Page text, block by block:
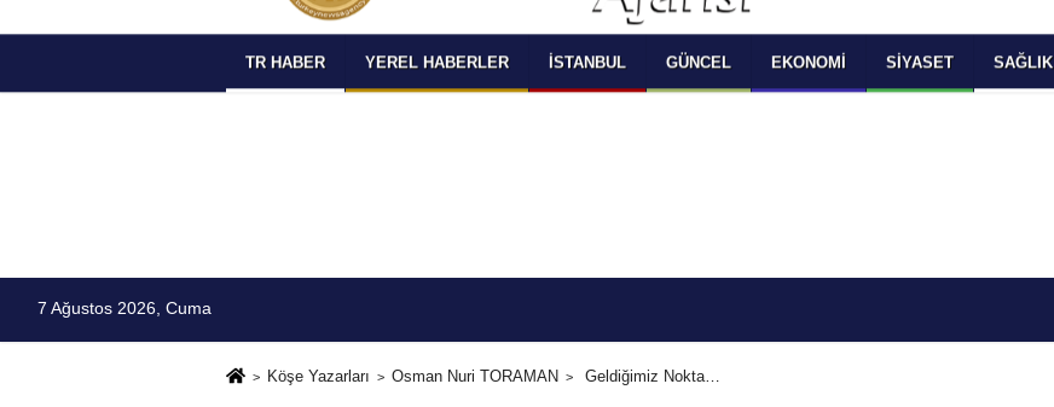
SELECT LANGUAGE YOU WOULD TO READ
OKUMAK İSTEDİĞİNİZ DİLİ SEÇİNİZ
Powered by
Translate
TR HABER YEREL HABERLER İSTANBUL GÜNCEL EKONOMI SIYASET SAĞLIK
7 Ağustos 2026, Cuma
Köşe Yazarları Osman Nuri TORAMAN Geldiğimiz Nokta…